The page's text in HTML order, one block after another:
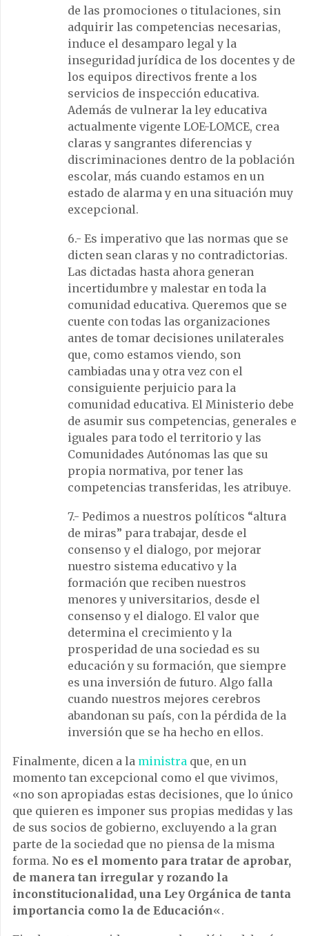
de las promociones o titulaciones, sin
adquirir las competencias necesarias,
induce el desamparo legal y la
inseguridad jurídica de los docentes y de
los equipos directivos frente a los
servicios de inspección educativa.
Además de vulnerar la ley educativa
actualmente vigente LOE-LOMCE, crea
claras y sangrantes diferencias y
discriminaciones dentro de la población
escolar, más cuando estamos en un
estado de alarma y en una situación muy
excepcional.
6.- Es imperativo que las normas que se
dicten sean claras y no contradictorias.
Las dictadas hasta ahora generan
incertidumbre y malestar en toda la
comunidad educativa. Queremos que se
cuente con todas las organizaciones
antes de tomar decisiones unilaterales
que, como estamos viendo, son
cambiadas una y otra vez con el
consiguiente perjuicio para la
comunidad educativa. El Ministerio debe
de asumir sus competencias, generales e
iguales para todo el territorio y las
Comunidades Autónomas las que su
propia normativa, por tener las
competencias transferidas, les atribuye.
7.- Pedimos a nuestros políticos “altura
de miras” para trabajar, desde el
consenso y el dialogo, por mejorar
nuestro sistema educativo y la
formación que reciben nuestros
menores y universitarios, desde el
consenso y el dialogo. El valor que
determina el crecimiento y la
prosperidad de una sociedad es su
educación y su formación, que siempre
es una inversión de futuro. Algo falla
cuando nuestros mejores cerebros
abandonan su país, con la pérdida de la
inversión que se ha hecho en ellos.
Finalmente, dicen a la ministra que, en un
momento tan excepcional como el que vivimos,
«no son apropiadas estas decisiones, que lo único
que quieren es imponer sus propias medidas y las
de sus socios de gobierno, excluyendo a la gran
parte de la sociedad que no piensa de la misma
forma. No es el momento para tratar de aprobar,
de manera tan irregular y rozando la
inconstitucionalidad, una Ley Orgánica de tanta
importancia como la de Educación«.